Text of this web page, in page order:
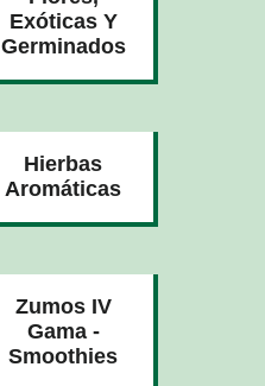
Exóticas Y
Germinados
Hierbas
Aromáticas
Zumos IV
Gama -
Smoothies